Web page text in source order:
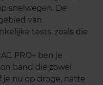
snelwegen. De
van
tests, zoals die
PRO+ ben je
band die zowel
je nu op droge, natte